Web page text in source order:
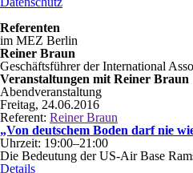
Referenten
im MEZ Berlin
Reiner Braun
Geschäftsführer der International
Veranstaltungen mit Reiner Braun
Abendveranstaltung
Freitag, 24.06.2016
Referent: Reiner Braun
„Von deutschem Boden darf nie
Uhrzeit: 19:00–21:00
Die Bedeutung der US-Air Base
Details„Von